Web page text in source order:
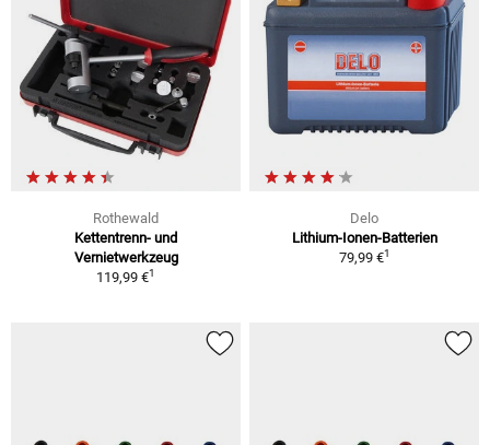
Rothewald
Kettentrenn- und
Vernietwerkzeug
119,99 €1
Delo
Lithium-Ionen-Batterien
79,99 €1